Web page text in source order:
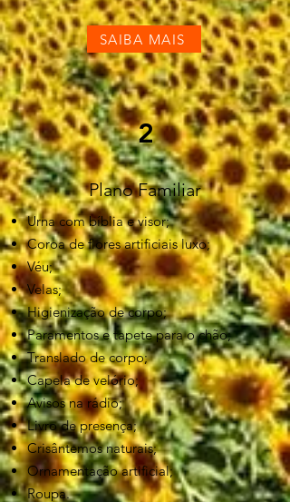
SAIBA MAIS
2
Plano Familiar
Urna com bíblia e visor;
Coroa de flores artificiais luxo;
Véu;
Velas;
Higienização de corpo;
Paramentos e tapete para o chão;
Translado de corpo;
Capela de velório;
Avisos na rádio;
Livro de presença;
Crisântemos naturais;
Ornamentação artificial;
Roupa.